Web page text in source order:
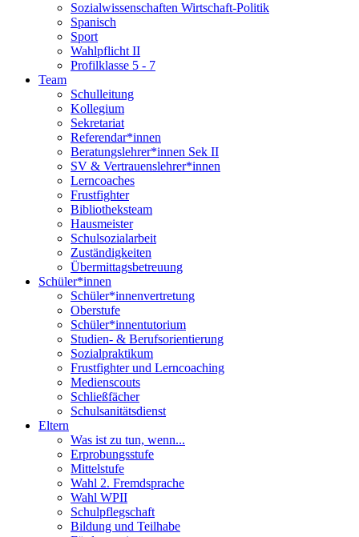
Sozialwissenschaften Wirtschaft-Politik
Spanisch
Sport
Wahlpflicht II
Profilklasse 5 - 7
Team
Schulleitung
Kollegium
Sekretariat
Referendar*innen
Beratungslehrer*innen Sek II
SV & Vertrauenslehrer*innen
Lerncoaches
Frustfighter
Bibliotheksteam
Hausmeister
Schulsozialarbeit
Zuständigkeiten
Übermittagsbetreuung
Schüler*innen
Schüler*innenvertretung
Oberstufe
Schüler*innentutorium
Studien- & Berufsorientierung
Sozialpraktikum
Frustfighter und Lerncoaching
Medienscouts
Schließfächer
Schulsanitätsdienst
Eltern
Was ist zu tun, wenn...
Erprobungsstufe
Mittelstufe
Wahl 2. Fremdsprache
Wahl WPII
Schulpflegschaft
Bildung und Teilhabe